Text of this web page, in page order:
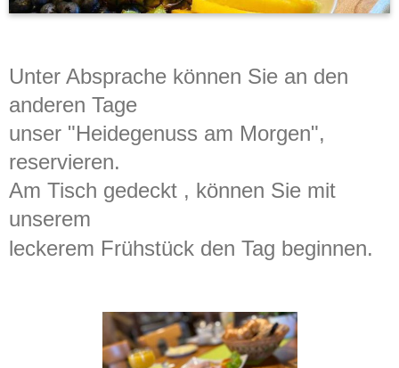
Unter Absprache können Sie an den
anderen Tage
unser "Heidegenuss am Morgen",
reservieren.
Am Tisch gedeckt , können Sie mit
unserem
leckerem Frühstück den Tag beginnen.